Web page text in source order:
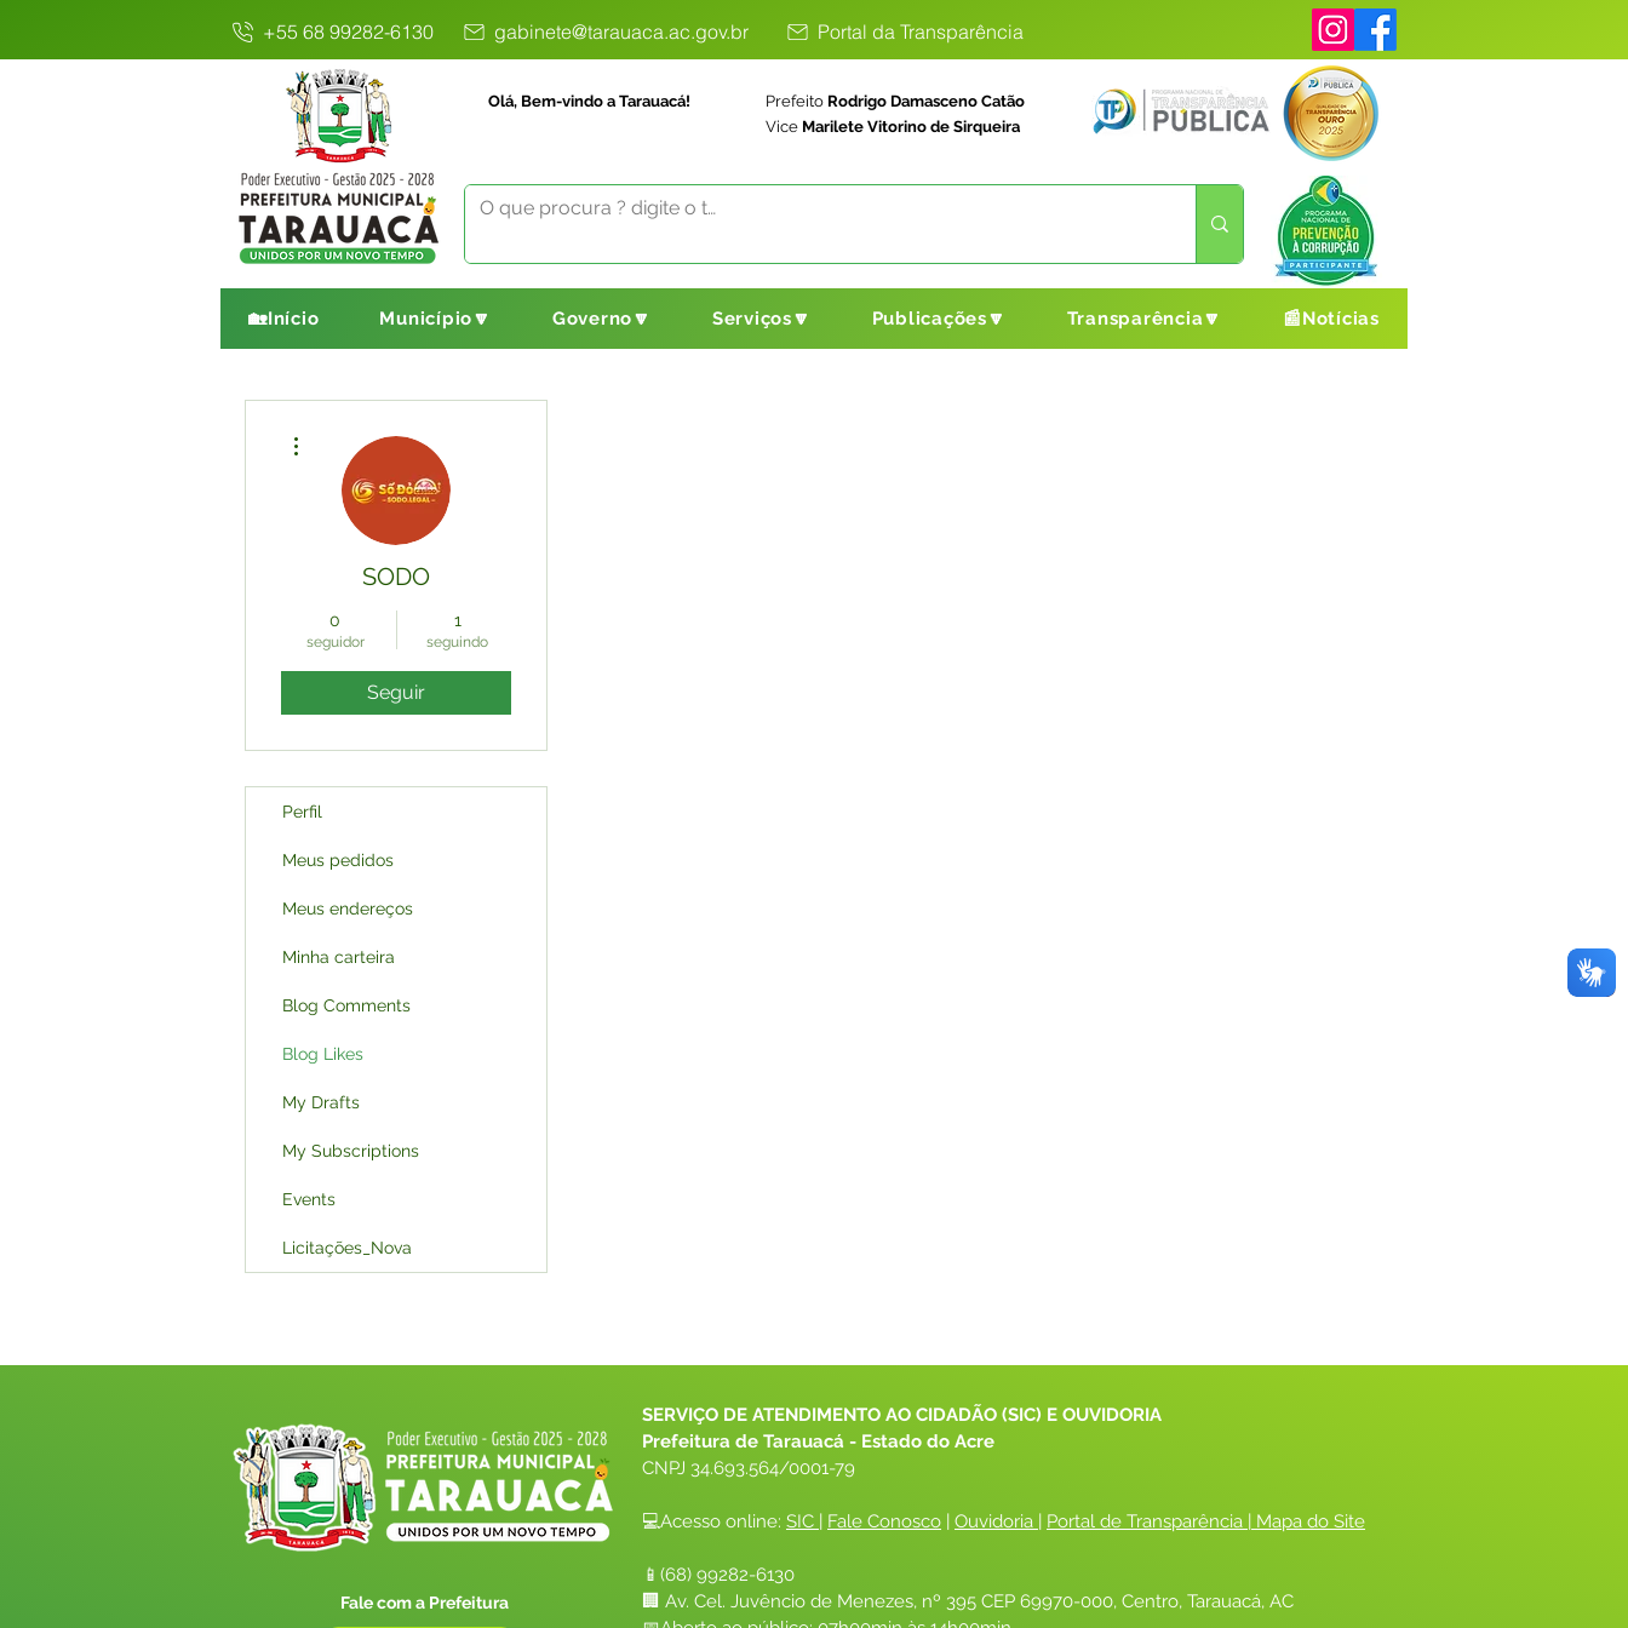
+55 68 99282-6130 gabinete@tarauaca.ac.gov.br Portal da Transparência
Olá, Bem-vindo a Tarauacá! Prefeito Rodrigo Damasceno Catão
Vice Marilete Vitorino de Sirqueira
🏡Início Município🔽 Governo🔽 Serviços🔽 Publicações🔽 Transparência🔽 📰Notícias
SODO
0
seguidor
1
seguindo
Seguir
Perfil
Meus pedidos
Meus endereços
Minha carteira
Blog Comments
Blog Likes
My Drafts
My Subscriptions
Events
Licitações_Nova
Fale com a Prefeitura
SERVIÇO DE ATENDIMENTO AO CIDADÃO (SIC) E OUVIDORIA
Prefeitura de Tarauacá - Estado do Acre
CNPJ 34.693.564/0001-79
💻Acesso online: SIC | Fale Conosco | Ouvidoria | Portal de Transparência | Mapa do Site
📱(68) 99282-6130
🏢 Av. Cel. Juvêncio de Menezes, nº 395 CEP 69970-000, Centro, Tarauacá, AC